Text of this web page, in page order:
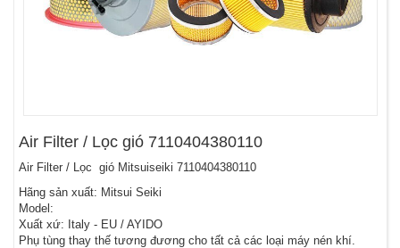
Air Filter / Lọc gió 7110404380110
Air Filter / Lọc gió Mitsuiseiki 7110404380110
Hãng sản xuất: Mitsui Seiki
Model:
Xuất xứ: Italy - EU / AYIDO
Phụ tùng thay thế tương đương cho tất cả các loại máy nén khí.